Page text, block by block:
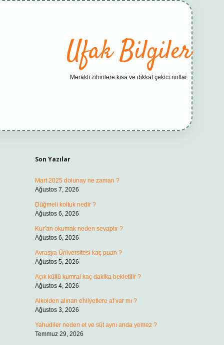
Ufak Bilgiler
Meraklı zihinlere kısa ve dikkat çekici notlar.
Son Yazılar
Mart 2025 dolunay ne zaman ?
Ağustos 7, 2026
Düğmeli koltuk nedir ?
Ağustos 6, 2026
Kur’an okumak neden sevaptır ?
Ağustos 6, 2026
Avrasya Üniversitesi kaç puan ?
Ağustos 5, 2026
Açık küllü kumral kaç dakika bekletilir ?
Ağustos 4, 2026
Alkolden alınan ehliyetlere af var mı ?
Ağustos 3, 2026
Yahudiler neden et ve süt aynı anda yemez ?
Temmuz 29, 2026